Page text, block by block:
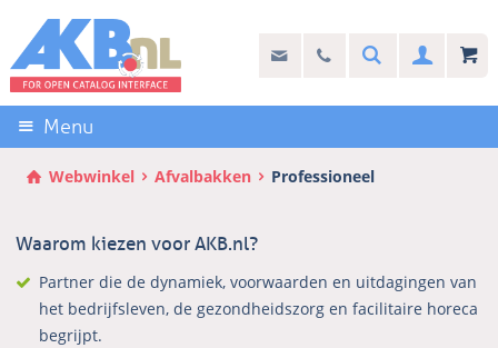
links
over
Direct
naar
de
inhoud
het
hoofdmenu
info@akb.nl
Stel uw vraag
030 69 50 814Search
Menu
Webwinkel Afvalbakken Professioneel
Waarom kiezen voor AKB.nl?
Partner die de dynamiek, voorwaarden en uitdagingen van
het bedrijfsleven, de gezondheidszorg en facilitaire horeca
begrijpt.